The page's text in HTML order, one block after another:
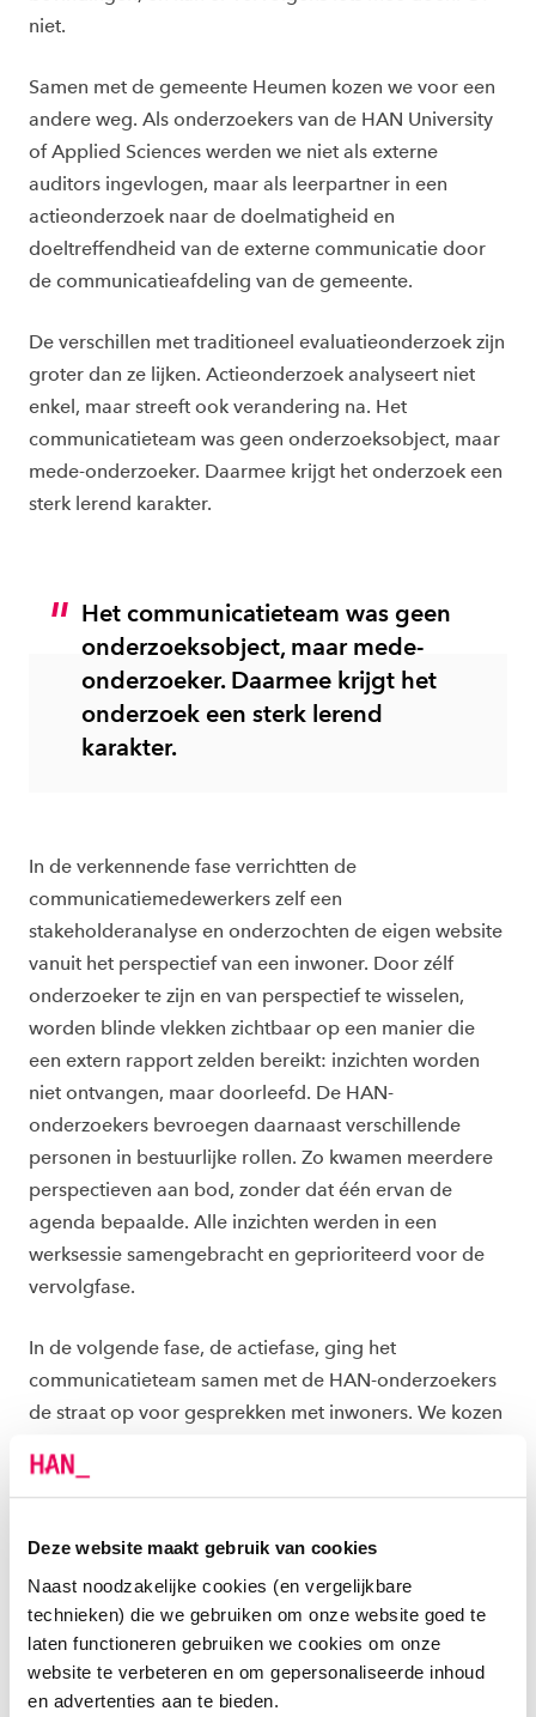
Deze website maakt gebruik van cookies
Naast noodzakelijke cookies (en vergelijkbare
technieken) die we gebruiken om onze website goed te
laten functioneren gebruiken we cookies om onze
website te verbeteren en om gepersonaliseerde inhoud
en advertenties aan te bieden.
niet.
Samen met de gemeente Heumen kozen we voor een
andere weg. Als onderzoekers van de HAN University
of Applied Sciences werden we niet als externe
auditors ingevlogen, maar als leerpartner in een
actieonderzoek naar de doelmatigheid en
doeltreffendheid van de externe communicatie door
de communicatieafdeling van de gemeente.
De verschillen met traditioneel evaluatieonderzoek zijn
groter dan ze lijken. Actieonderzoek analyseert niet
enkel, maar streeft ook verandering na. Het
communicatieteam was geen onderzoeksobject, maar
mede-onderzoeker. Daarmee krijgt het onderzoek een
sterk lerend karakter.
Het communicatieteam was geen
onderzoeksobject, maar mede-
onderzoeker. Daarmee krijgt het
onderzoek een sterk lerend
karakter.
In de verkennende fase verrichtten de
communicatiemedewerkers zelf een
stakeholderanalyse en onderzochten de eigen website
vanuit het perspectief van een inwoner. Door zélf
onderzoeker te zijn en van perspectief te wisselen,
worden blinde vlekken zichtbaar op een manier die
een extern rapport zelden bereikt: inzichten worden
niet ontvangen, maar doorleefd. De HAN-
onderzoekers bevroegen daarnaast verschillende
personen in bestuurlijke rollen. Zo kwamen meerdere
perspectieven aan bod, zonder dat één ervan de
agenda bepaalde. Alle inzichten werden in een
werksessie samengebracht en geprioriteerd voor de
vervolgfase.
In de volgende fase, de actiefase, ging het
communicatieteam samen met de HAN-onderzoekers
de straat op voor gesprekken met inwoners. We kozen
verdieping, en minder op representativiteit. Deze
enquêtes zelden bieden: een gesprek met ruimte voor
doorvragen en voor nuance, resulterend in een breder
perspectief.
Tegelijk analyseerden de HAN-onderzoekers de
sociale mediakanalen van de gemeente en legden dat